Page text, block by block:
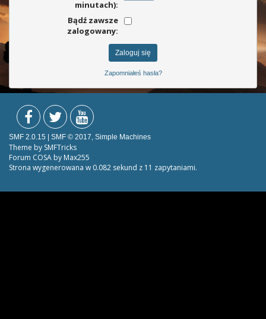
minutach):
Bądź zawsze
zalogowany:
Zapomniałeś hasła?
SMF 2.0.15 | SMF © 2017 Simple Machines
Theme by SMFTricks
Forum COSA by Max255
Strona wygenerowana w 0.082 sekund z 11 zapytaniami.